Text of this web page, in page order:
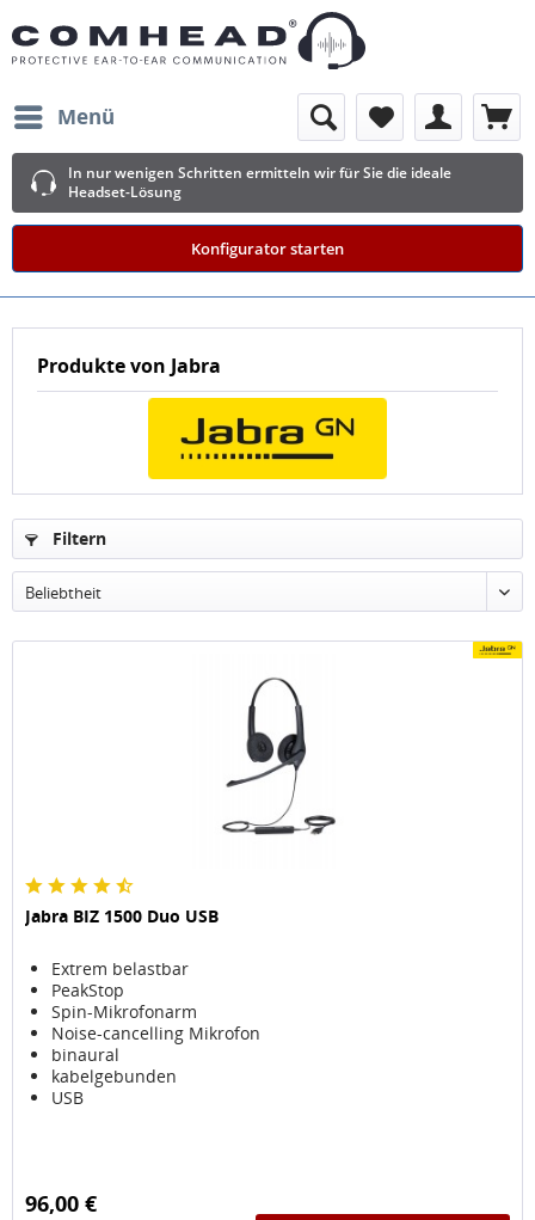
Menü
In nur wenigen Schritten ermitteln wir für Sie die ideale
Headset-Lösung
Konfigurator starten
Produkte von Jabra
Filtern
Beliebtheit
Jabra BIZ 1500 Duo USB
Extrem belastbar
PeakStop
Spin-Mikrofonarm
Noise-cancelling Mikrofon
binaural
kabelgebunden
USB
96,00 €